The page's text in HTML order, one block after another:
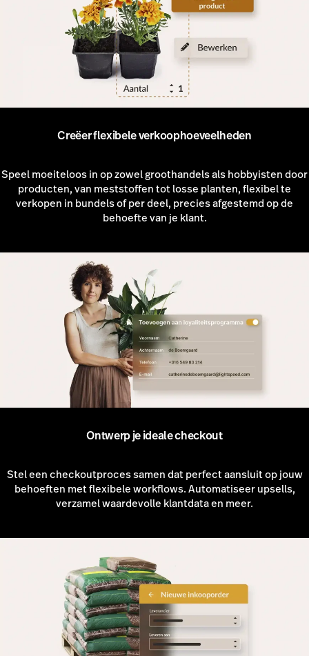
Creëer flexibele verkoophoeveelheden
Speel moeiteloos in op zowel groothandels als hobbyisten door
producten, van meststoffen tot losse planten, flexibel te
verkopen in bundels of per deel, precies afgestemd op de
behoefte van je klant.
Ontwerp je ideale checkout
Stel een checkoutproces samen dat perfect aansluit op jouw
behoeften met flexibele workflows. Automatiseer upsells,
verzamel waardevolle klantdata en meer.